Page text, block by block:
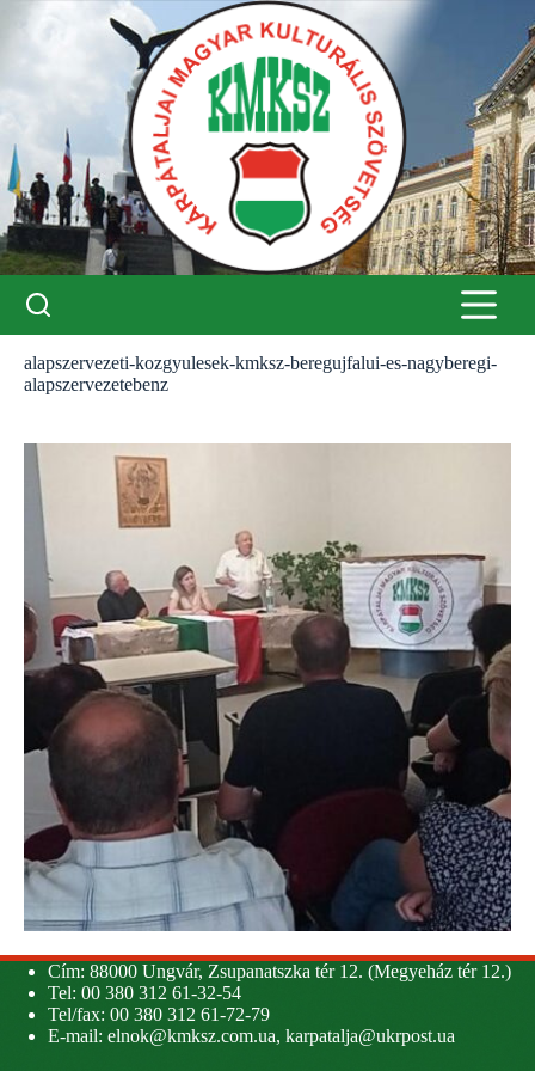
alapszervezeti-kozgyulesek-kmksz-beregujfalui-es-nagyberegi-
alapszervezetebenz
Cím: 88000 Ungvár, Zsupanatszka tér 12. (Megyeház tér 12.)
Tel: 00 380 312 61-32-54
Tel/fax: 00 380 312 61-72-79
E-mail: elnok@kmksz.com.ua, karpatalja@ukrpost.ua